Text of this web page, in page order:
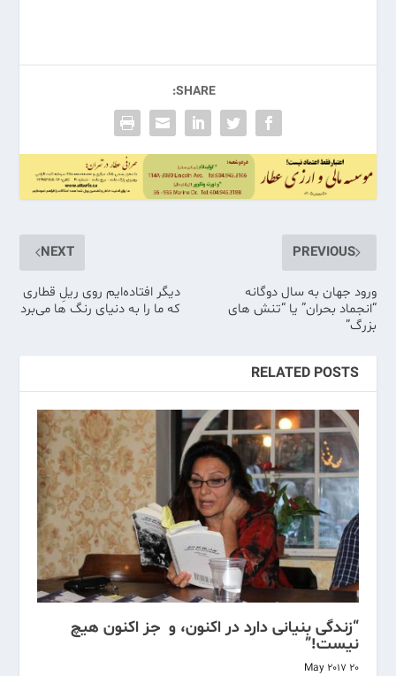
SHARE:
PREVIOUS
ورود جهان به سال دوگانه
“انجماد بحران” یا “تنش های
بزرگ”
NEXT
دیگر افتاده‌ایم روی ریلِ قطاری
که ما را به دنیای رنگ ها می‌برد
RELATED POSTS
“زندگی بنیانی دارد در اکنون، و جز اکنون هیچ
نیست!”
20 May 2017